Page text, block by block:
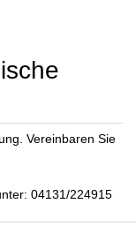
Vereinbaren Sie
04131/224915